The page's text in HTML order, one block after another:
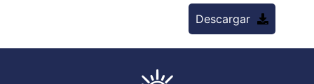
Descargar